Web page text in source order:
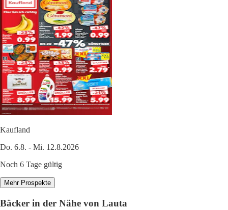
Kaufland
Do. 6.8. - Mi. 12.8.2026
Noch 6 Tage gültig
Mehr Prospekte
Bäcker in der Nähe von Lauta